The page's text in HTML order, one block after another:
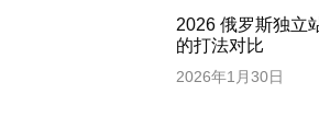
2026 俄罗斯独立
的打法对比
2026年1月30日